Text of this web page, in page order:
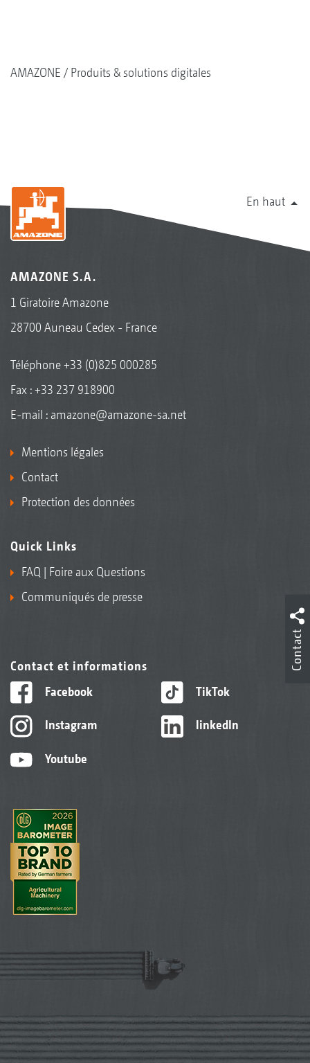
AMAZONE Produits & solutions digitales
En haut
AMAZONE S.A.
1 Giratoire Amazone
28700 Auneau Cedex - France
Téléphone+33 (0)825 000285
Fax : +33 237 918900
E-mail : amazone@amazone-sa.net
Mentions légales
Contact
Protection des données
Quick Links
FAQ | Foire aux Questions
Communiqués de presse
Contact et informations
Facebook
Instagram
Youtube
TikTok
linkedIn
Contact